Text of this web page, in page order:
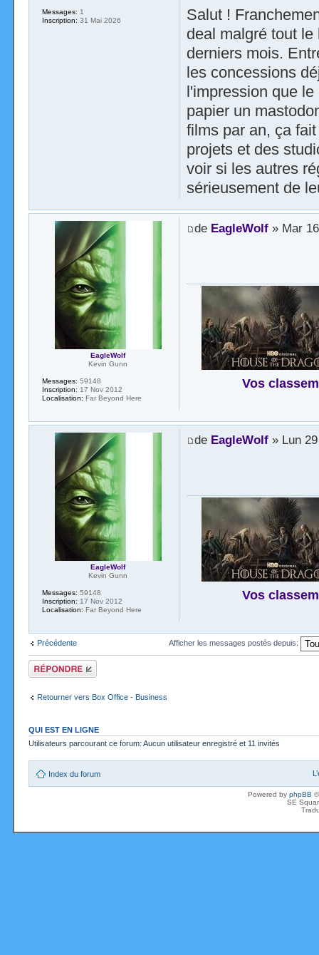
Salut !
deal malgré tout
derniers mois.
les concessions
l'impression que
papier un
films par an, ça
projets et des
voir si les autres
sérieusement de
Messages: 1
Inscription: 31 Mai 2026
de EagleWolf» Mar
Vos
EagleWolf
Kevin Gunn
Messages: 59148
Inscription: 17 Nov 2012
Localisation: Far Beyond Here
de EagleWolf» Lun 29
Vos
EagleWolf
Kevin Gunn
Messages: 59148
Inscription: 17 Nov 2012
Localisation: Far Beyond Here
Précédente Afficher les messages postés depuis:
Répondre
Retourner vers Box Office - Business
QUI EST EN LIGNE
Utilisateurs parcourant ce forum: Aucun utilisateur enregistré et 11 invités
Index du forum
Powered by phpBB
SE